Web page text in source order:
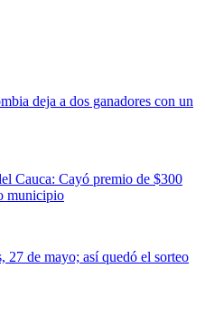
deja a dos ganadores con un
Cauca: Cayó premio de $300
municipio
27 de mayo; así quedó el sorteo